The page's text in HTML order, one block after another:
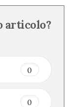
articolo?
0
0